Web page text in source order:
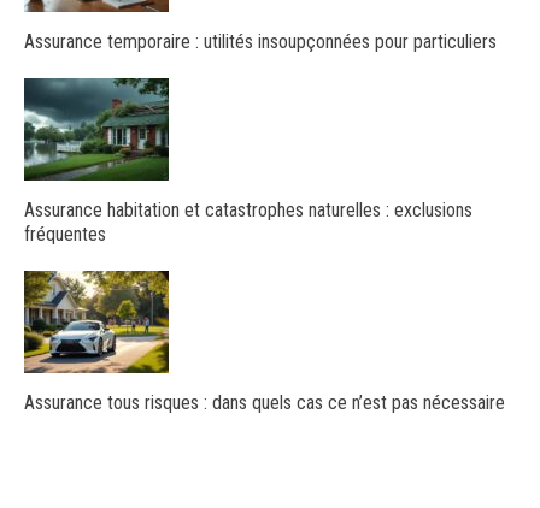
Assurance temporaire : utilités insoupçonnées pour particuliers
Assurance habitation et catastrophes naturelles : exclusions
fréquentes
Assurance tous risques : dans quels cas ce n’est pas nécessaire